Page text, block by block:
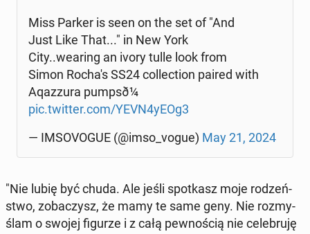
Miss Parker is seen on the set of "And
Just Like That..." in New York
City..wearing an ivory tulle look from
Simon Rocha's SS24 col­lec­tion paired with
Aqaz­zu­ra pump­sð¼
pic.twitter.com/YEVN4yEOg3
— IM­SO­VO­GUE (@imso_vogue) May 21, 2024
"Nie lubię być chuda. Ale jeśli spo­tkasz moje ro­dzeń­
stwo, zo­ba­czysz, że mamy te same geny. Nie roz­my­
ślam o swojej figurze i z całą pew­no­ścią nie ce­le­bru­ję